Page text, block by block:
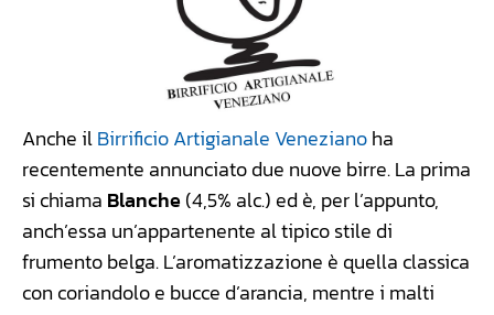
Anche ilBirrificio Artigianale Venezianoha
recentemente annunciato due nuove birre. La prima
si chiama Blanche(4,5% alc.) ed è, per l’appunto,
anch’essa un’appartenente al tipico stile di
frumento belga. L’aromatizzazione è quella classica
con coriandolo e bucce d’arancia, mentre i malti